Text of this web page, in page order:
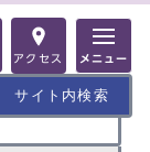
アクセス メニュー